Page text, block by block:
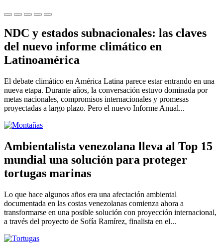
NDC y estados subnacionales: las claves
del nuevo informe climático en
Latinoamérica
El debate climático en América Latina parece estar entrando en una
nueva etapa. Durante años, la conversación estuvo dominada por
metas nacionales, compromisos internacionales y promesas
proyectadas a largo plazo. Pero el nuevo Informe Anual...
Ambientalista venezolana lleva al Top 15
mundial una solución para proteger
tortugas marinas
Lo que hace algunos años era una afectación ambiental
documentada en las costas venezolanas comienza ahora a
transformarse en una posible solución con proyección internacional,
a través del proyecto de Sofía Ramírez, finalista en el...